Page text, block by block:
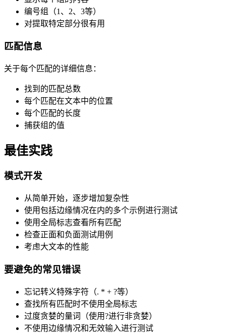
编号组（1、2、3等）
对提取特定部分很有用
匹配信息
关于每个匹配的详细信息：
找到的匹配总数
每个匹配在文本中的位置
每个匹配的长度
捕获组的值
最佳实践
模式开发
从简单开始，逐步增加复杂性
使用包括边缘情况在内的多个示例进行测试
使用全局标志查看所有匹配
检查正面和负面测试用例
考虑大文本的性能
要避免的常见错误
忘记转义特殊字符（. * + ?等）
查找所有匹配时不使用全局标志
过度贪婪的量词（使用?进行非贪婪）
不使用边缘情况和无效输入进行测试